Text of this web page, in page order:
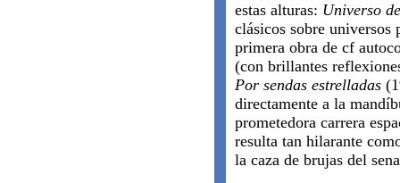
estas alturas: Universo
clásicos sobre universos
primera obra de cf
(con brillantes
Por sendas estrelladas
directamente a la
prometedora carrera
resulta tan hilarante
la caza de brujas del